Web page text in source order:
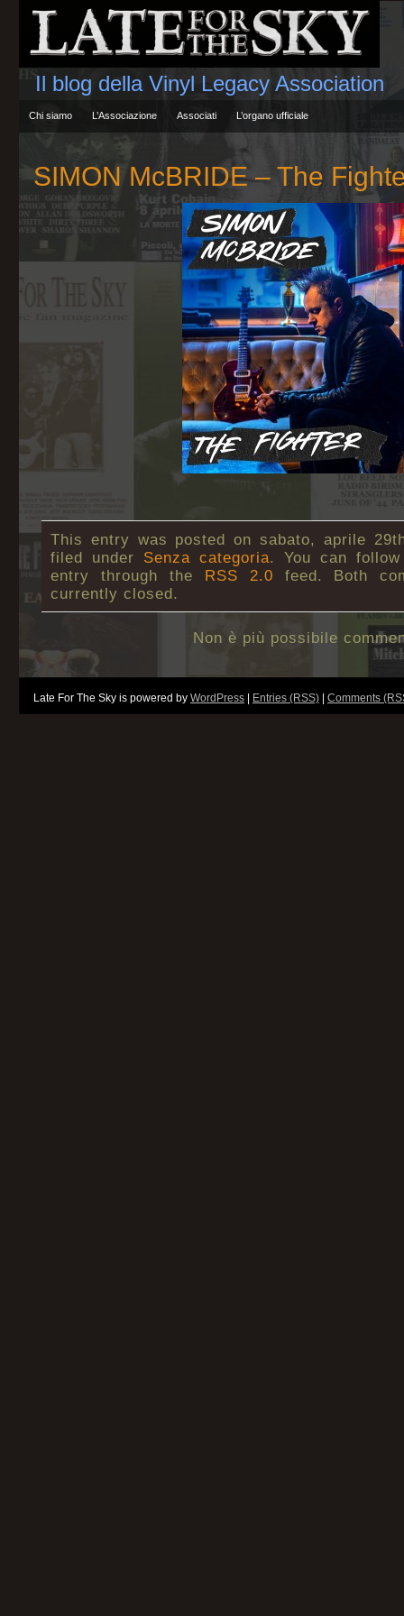
Il blog della Vinyl Legacy Association
Chi siamo L’Associazione Associati L’organo ufficiale
SIMON McBRIDE – The
This entry was posted on sabato, aprile
filed under Senza categoria. You can
entry through the RSS 2.0 feed. Both
currently closed.
Non è più possibile
Late For The Sky is powered by WordPress Entries (RSS) Comments